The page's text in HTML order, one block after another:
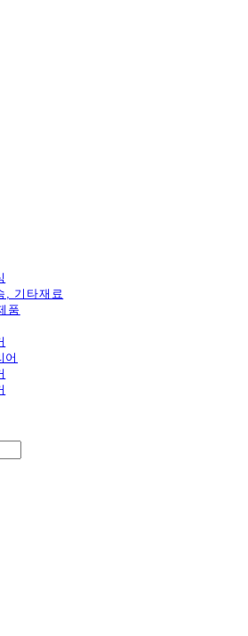
, 기타재료
품
어